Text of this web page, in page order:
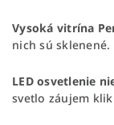
Vysoká vitrína
nich sú sklenené.
LED osvetlenie
svetlo záujem